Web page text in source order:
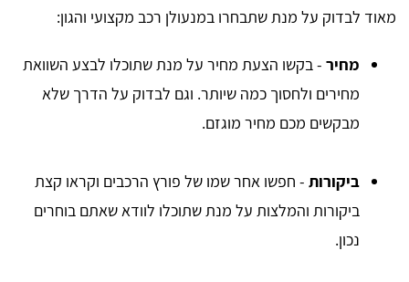
מאוד לבדוק על מנת שתבחרו במנעולן רכב מקצועי והגון:
מחיר - בקשו הצעת מחיר על מנת שתוכלו לבצע השוואת
מחירים ולחסוך כמה שיותר. וגם לבדוק על הדרך שלא
מבקשים מכם מחיר מוגזם.
ביקורות - חפשו אחר שמו של פורץ הרכבים וקראו קצת
ביקורות והמלצות על מנת שתוכלו לוודא שאתם בוחרים
נכון.